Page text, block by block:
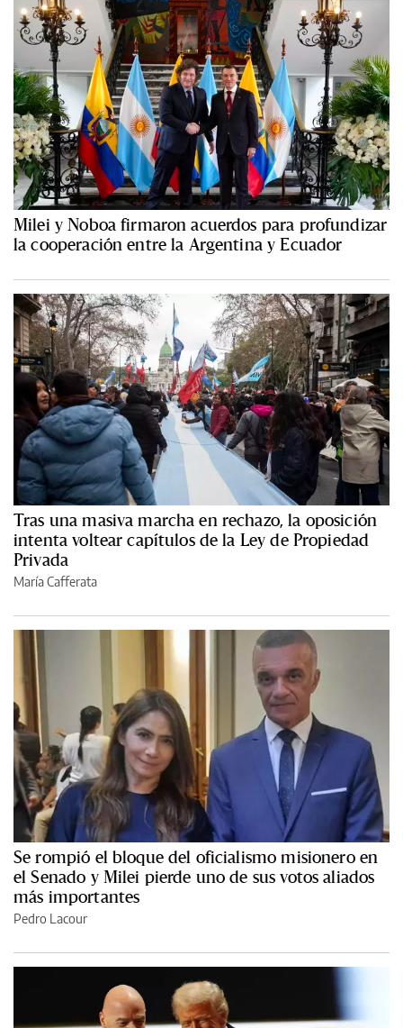
Milei y Noboa firmaron acuerdos para profundizar
la cooperación entre la Argentina y Ecuador
Tras una masiva marcha en rechazo, la oposición
intenta voltear capítulos de la Ley de Propiedad
Privada
María Cafferata
Se rompió el bloque del oficialismo misionero en
el Senado y Milei pierde uno de sus votos aliados
más importantes
Pedro Lacour